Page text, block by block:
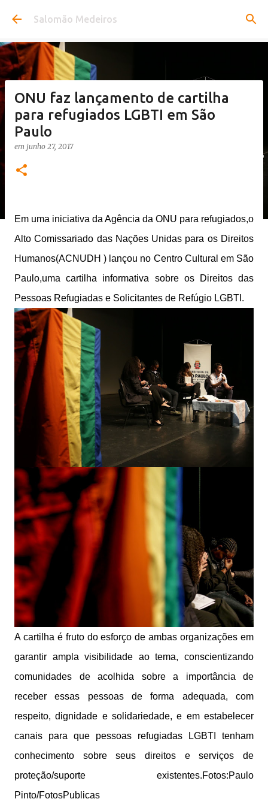
Pular para o conteúdo principal
Salomão Medeiros
ONU faz lançamento de cartilha
para refugiados LGBTI em São
Paulo
em junho 27, 2017
Em uma iniciativa da Agência da ONU para refugiados,o
Alto Comissariado das Nações Unidas para os Direitos
Humanos(ACNUDH ) lançou no Centro Cultural em São
Paulo,uma cartilha informativa sobre os Direitos das
Pessoas Refugiadas e Solicitantes de Refúgio LGBTI.
A cartilha é fruto do esforço de ambas organizações em
garantir ampla visibilidade ao tema, conscientizando
comunidades de acolhida sobre a importância de
receber essas pessoas de forma adequada, com
respeito, dignidade e solidariedade, e em estabelecer
canais para que pessoas refugiadas LGBTI tenham
conhecimento sobre seus direitos e serviços de
proteção/suporte existentes.Fotos:Paulo
Pinto/FotosPublicas